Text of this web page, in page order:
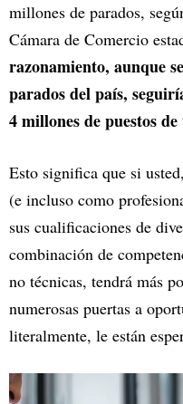
millones de parados,
Cámara de Comercio
razonamiento, aunque
parados del país,
4 millones de puestos
Esto significa que si
(e incluso como
sus cualificaciones de
combinación de
no técnicas, tendrá más
numerosas puertas a
literalmente, le están